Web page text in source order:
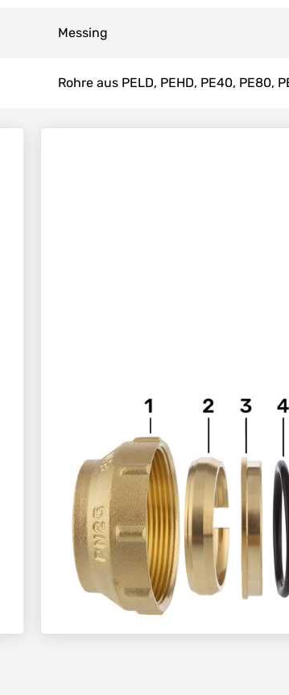
Messing
Rohre aus PELD, PEHD, PE40, PE80,